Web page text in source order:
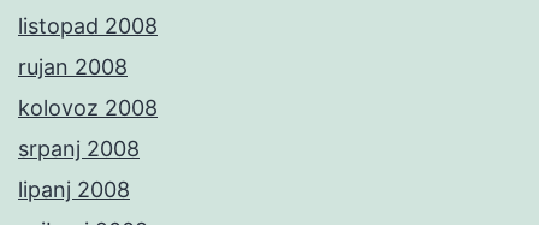
listopad 2008
rujan 2008
kolovoz 2008
srpanj 2008
lipanj 2008